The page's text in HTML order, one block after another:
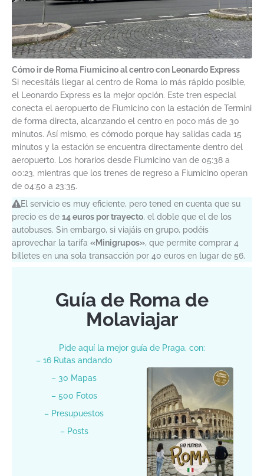
Cómo ir de Roma Fiumicino al centro con Leonardo Express
Si necesitáis llegar al centro de Roma lo más rápido posible,
el Leonardo Express es la mejor opción. Este tren especial
conecta el aeropuerto de Fiumicino con la estación de Termini
de forma directa, alcanzando el centro en poco más de 30
minutos. Así mismo, es cómodo porque hay salidas cada 15
minutos y la estación se encuentra directamente dentro del
aeropuerto. Los horarios desde Fiumicino van de 05:38 a
00:23, mientras que los trenes de regreso a Fiumicino operan
de 04:50 a 23:35.
El servicio es muy eficiente, pero tened en cuenta que su
precio es de 14 euros por trayecto, el doble que el de los
autobuses. Sin embargo, si viajáis en grupo, podéis
aprovechar la tarifa «Minigrupos», que permite comprar 4
billetes en una sola transacción por 40 euros en lugar de 56.
Guía de Roma de
Molaviajar
Pide aquí la mejor guía de Praga, con:
– 16 Rutas andando
– 30 Mapas
– 500 Fotos
– Presupuestos
– Posts